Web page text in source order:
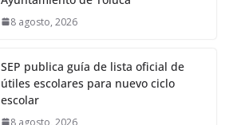
8 agosto, 2026
SEP publica guía de lista oficial de
útiles escolares para nuevo ciclo
escolar
8 agosto, 2026